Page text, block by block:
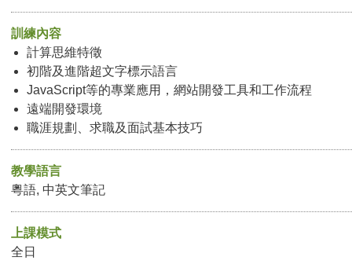
訓練內容
計算思維特徵
初階及進階超文字標示語言
JavaScript等的專業應用，網站開發工具和工作流程
遠端開發環境
職涯規劃、求職及面試基本技巧
教學語言
粵語, 中英文筆記
上課模式
全日